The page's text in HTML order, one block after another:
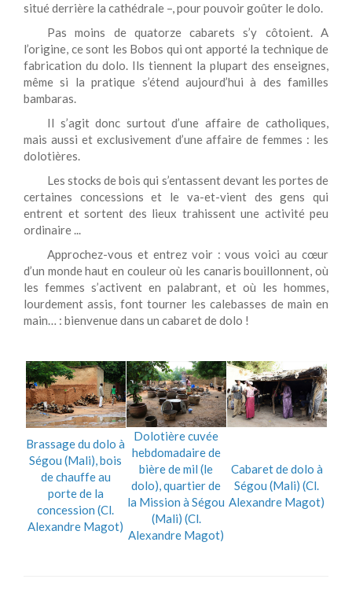
situé derrière la cathédrale –, pour pouvoir goûter le dolo.
Pas moins de quatorze cabarets s’y côtoient. A
l’origine, ce sont les Bobos qui ont apporté la technique de
fabrication du dolo. Ils tiennent la plupart des enseignes,
même si la pratique s’étend aujourd’hui à des familles
bambaras.
Il s’agit donc surtout d’une affaire de catholiques,
mais aussi et exclusivement d’une affaire de femmes : les
dolotières.
Les stocks de bois qui s’entassent devant les portes de
certaines concessions et le va-et-vient des gens qui
entrent et sortent des lieux trahissent une activité peu
ordinaire ...
Approchez-vous et entrez voir : vous voici au cœur
d’un monde haut en couleur où les canaris bouillonnent, où
les femmes s’activent en palabrant, et où les hommes,
lourdement assis, font tourner les calebasses de main en
main… : bienvenue dans un cabaret de dolo !
Brassage du dolo à
Ségou (Mali), bois
de chauffe au
porte de la
concession (Cl.
Alexandre Magot)
Dolotière cuvée
hebdomadaire de
bière de mil (le
dolo), quartier de
la Mission à Ségou
(Mali) (Cl.
Alexandre Magot)
Cabaret de dolo à
Ségou (Mali) (Cl.
Alexandre Magot)